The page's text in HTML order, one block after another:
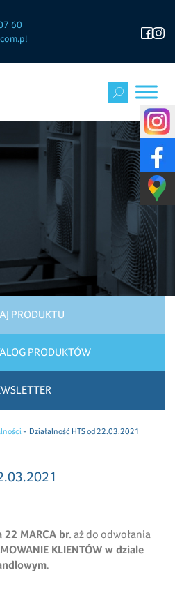
60
PRODUKTU
PRODUKTÓW
Działalność HTS od 22.03.2021
22 MARCA br. aż do odwołania
KLIENTÓW w dziale
.